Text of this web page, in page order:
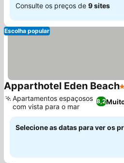
Consulte os preços de 9 sites
Escolha popular
Apparthotel Eden Beach
8,2
Apartamentos espaçosos
com vista para o mar
Selecione as datas para ver os